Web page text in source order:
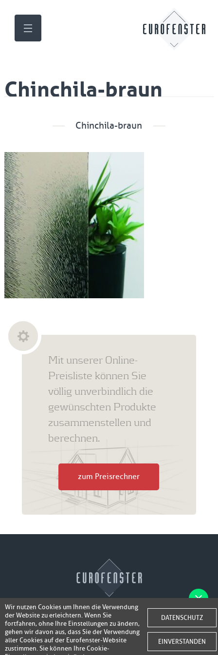
Chinchila-braun
Chinchila-braun
Wir nutzen Cookies um Ihnen die Verwendung
der Website zu erleichtern. Wenn Sie
fortfahren, ohne Ihre Einstellungen zu ändern,
gehen wir davon aus, dass Sie der Verwendung
aller Cookies auf der Eurofenster-Website
zustimmen. Sie können Ihre Cookie-
DATENSCHUTZ
EINVERSTANDEN
Fotos der Fenster/Elemente per WhatsApp
senden und ein Super-Angebotinkl. 50,-
bis 100,- EURGutschrift erhalten!
Mit unserer Online-
Preisliste können Sie
völlig unverbindlich die
gewünschten Produkte
zusammenstellen und
berechnen.
zum Preisrechner
© 2026 Eurofenster
Webdesign byWebidea Advance